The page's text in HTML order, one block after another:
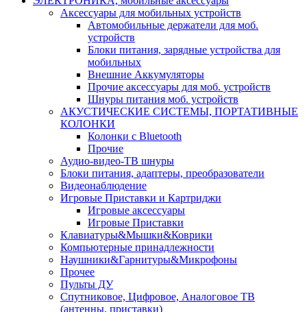
Аксессуары для мобильных устройств
Автомобильные держатели для моб.
устройств
Блоки питания, зарядные устройства для
мобильных
Внешние Аккумуляторы
Прочие аксессуары для моб. устройств
Шнуры питания моб. устройств
АКУСТИЧЕСКИЕ СИСТЕМЫ, ПОРТАТИВНЫЕ
КОЛОНКИ
Колонки с Bluetooth
Прочие
Аудио-видео-ТВ шнуры
Блоки питания, адаптеры, преобразователи
Видеонаблюдение
Игровые Приставки и Картриджи
Игровые аксессуары
Игровые Приставки
Клавиатуры&Мышки&Коврики
Компьютерные принадлежности
Наушники&Гарнитуры&Микрофоны
Прочее
Пульты ДУ
Спутниковое, Цифровое, Аналоговое ТВ
(антенны, приставки)